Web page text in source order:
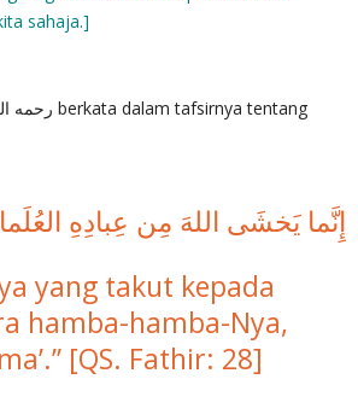
sahaja.]
إِنَّما يَخشَى اللهَ مِن عِبادِهِ
yang takut kepada
hamba-hamba-Nya,
[QS. Fathir: 28]